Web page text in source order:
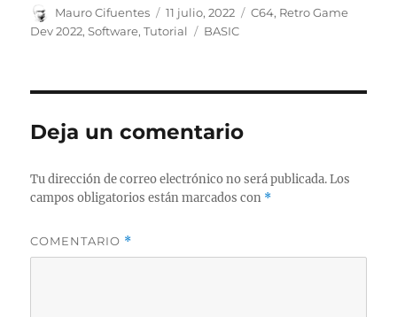
Autor
Mauro Cifuentes
Publicado
el
11 julio, 2022 Categorías
C64, Retro Game
Dev 2022,Software,Tutorial Etiquetas
BASIC
Deja un comentario
Tu dirección de correo electrónico no será publicada. Los
campos obligatorios están marcados con *
COMENTARIO *